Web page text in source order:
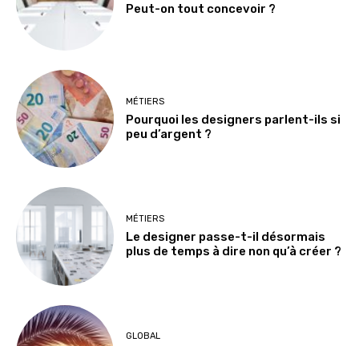
Peut-on tout concevoir ?
MÉTIERS
Pourquoi les designers parlent-ils si
peu d’argent ?
MÉTIERS
Le designer passe-t-il désormais
plus de temps à dire non qu’à créer ?
GLOBAL